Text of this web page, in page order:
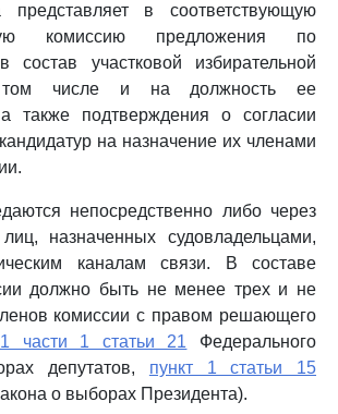
представляет в соответствующую
комиссию предложения по
состав участковой избирательной
числе и на должность ее
а также подтверждения о согласии
на назначение их членами
непосредственно либо через
назначенных судовладельцами,
каналам связи. В составе
должно быть не менее трех и не
комиссии с правом решающего
части 1 статьи 21 Федерального
депутатов, пункт 1 статьи 15
о выборах Президента).